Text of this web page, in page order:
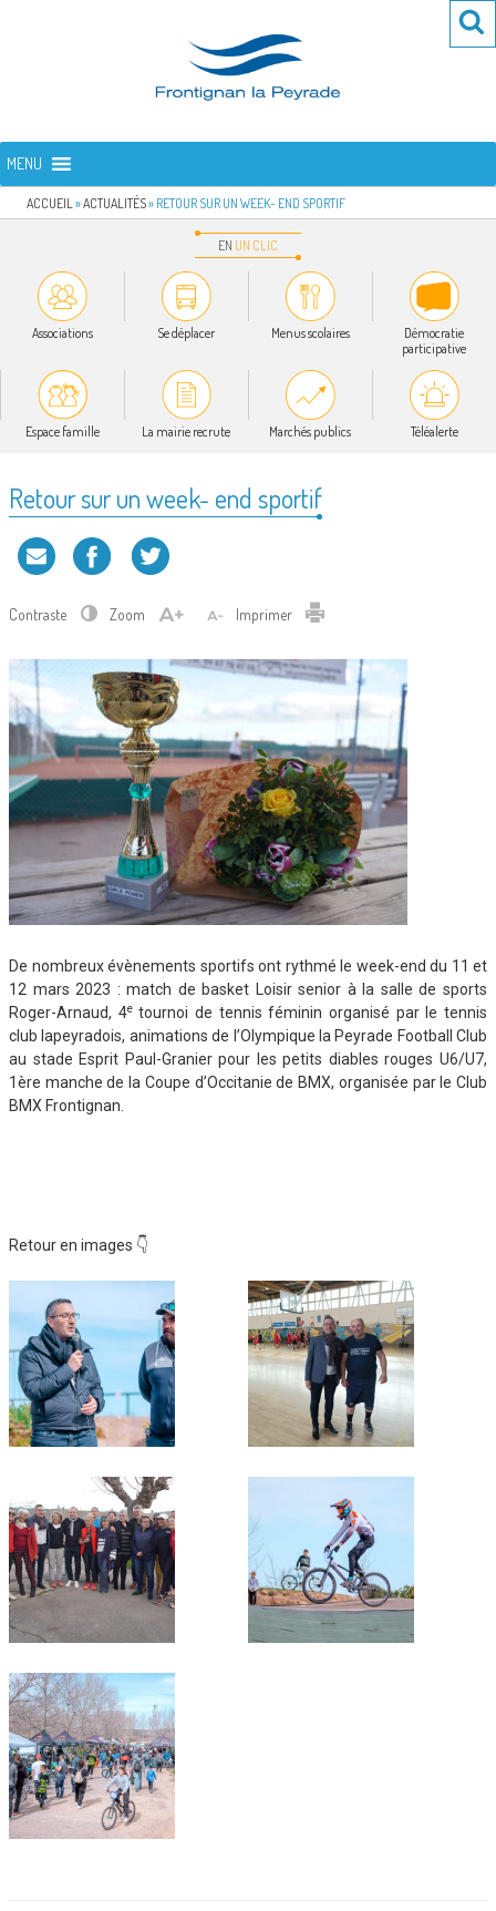
FRONTIGNAN LA PEYRADE
MENU
ACCUEIL »ACTUALITÉS» RETOUR SUR UN WEEK- END SPORTIF
EN UN CLIC
Associations Se déplacer Menus scolaires
Démocratie
participative
Espace famille La mairie recrute Marchés publics Téléalerte
Retour sur un week- end sportif
Contraste Zoom Imprimer
De nombreux évènements sportifs ont rythmé le week-end du 11 et
12 mars 2023 : match de basket Loisir senior à la salle de sports
Roger-Arnaud, 4etournoi de tennis féminin organisé par le tennis
club lapeyradois, animations de l’Olympique la Peyrade Football Club
au stade Esprit Paul-Granier pour les petits diables rouges U6/U7,
1ère manche de la Coupe d’Occitanie de BMX, organisée par le Club
BMX Frontignan.
Retour en images 👇